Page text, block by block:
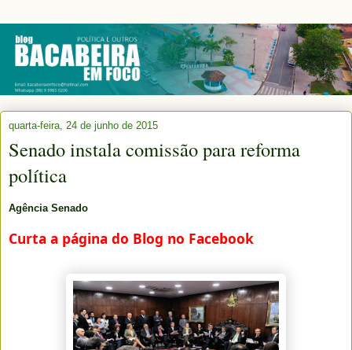
quarta-feira, 24 de junho de 2015
Senado instala comissão para reforma
política
Agência Senado
Curta a página do Blog no Facebook